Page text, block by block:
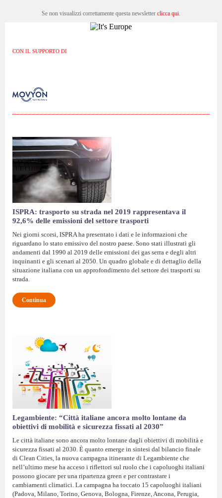
Se non visualizzi correttamente questa newsletter clicca qui.
CON IL SUPPORTO DI
ISPRA: trasporto su strada nel 2019 rappresentava il
92,6% delle emissioni del settore trasporti
Nei giorni scorsi, ISPRA ha presentato i dati e le informazioni che
riguardano lo stato emissivo del nostro paese. Sono stati illustrati gli
andamenti dal 1990 al 2019 delle emissioni dei gas serra e degli altri
inquinanti e gli scenari al 2050. Un quadro globale e di dettaglio della
situazione italiana con un approfondimento del settore dei trasporti su
strada.
Continua
Legambiente: “Città italiane ancora molto lontane da
obiettivi di mobilità e sicurezza fissati al 2030”
Le città italiane sono ancora molto lontane dagli obiettivi di mobilità e
sicurezza fissati al 2030. È quanto emerge in sintesi dal bilancio finale
di Clean Cities, la nuova campagna itinerante di Legambiente che
nell’ultimo mese ha acceso i riflettori sul ruolo che i capoluoghi italiani
possono giocare per una ripartenza green e per contrastare i
cambiamenti climatici. La campagna ha toccato 15 capoluoghi italiani
(Padova, Milano, Torino, Genova, Bologna, Firenze, Ancona, Perugia,